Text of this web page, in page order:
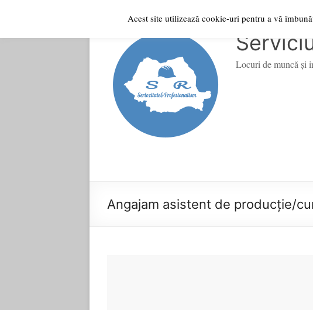
Locuri de muncă şi
Angajam asistent de producție/
Acest site utilizează cookie-uri pentru a vă